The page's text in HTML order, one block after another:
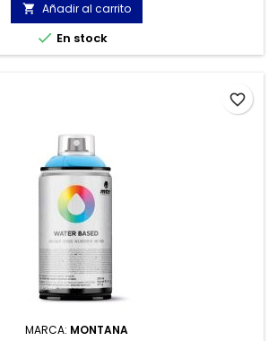
 Añadir al carrito
 En stock
MARCA: MONTANA
favorite_border